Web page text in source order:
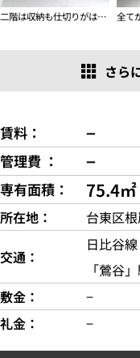
二階は収納も仕切りがはずされています 全て
さら
賃料 −
管理費 −
専有面積 75.4㎡
所在地 台東区
交通
日比谷
「鶯谷
敷金
−
礼金
−